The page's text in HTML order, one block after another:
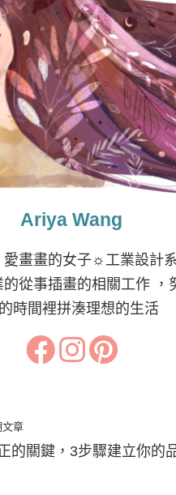
Ariya Wang
愛畫畫的女子☼工業設計
從事插畫的相關工作 ，
時間裡拼湊理想的生活
文章
的關鍵，3步驟建立你的